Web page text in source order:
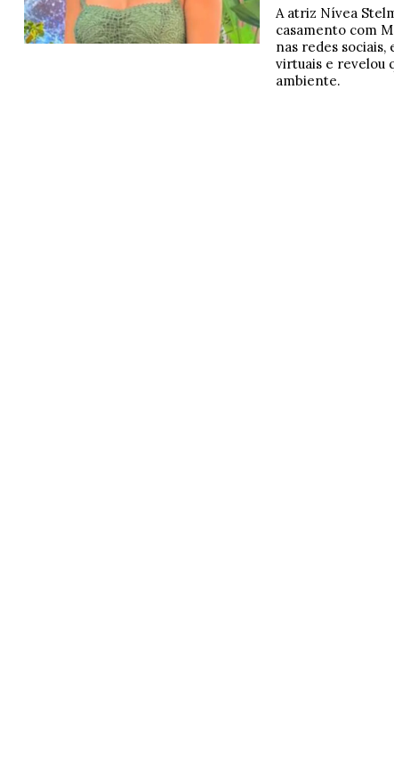
A atriz Nívea
casamento com
nas redes
virtuais e revelou
ambiente.